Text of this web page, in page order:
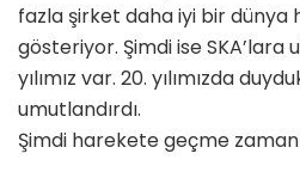
fazla şirket daha iyi bir dünya
gösteriyor. Şimdi ise SKA’lara
yılımız var. 20. yılımızda
umutlandırdı.
Şimdi harekete geçme